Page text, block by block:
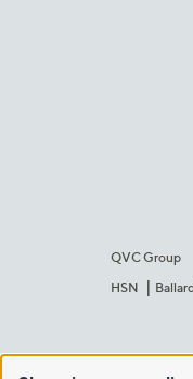
QVC Group
HSN